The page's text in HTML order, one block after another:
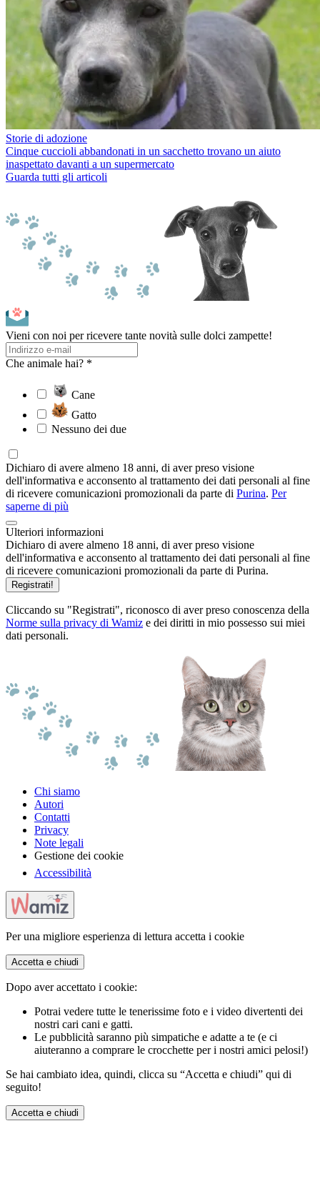
Storie di adozione
Cinque cuccioli abbandonati in un sacchetto trovano un aiuto
inaspettato davanti a un supermercato
Guarda tutti gli articoli
Vieni con noi per ricevere tante novità sulle dolci zampette!
Che animale hai? *
Cane
Gatto
Nessuno dei due
Dichiaro di avere almeno 18 anni, di aver preso visione
dell'informativa e acconsento al trattamento dei dati personali al fine
di ricevere comunicazioni promozionali da parte di Purina. Per
saperne di più
Ulteriori informazioni
Dichiaro di avere almeno 18 anni, di aver preso visione
dell'informativa e acconsento al trattamento dei dati personali al fine
di ricevere comunicazioni promozionali da parte di Purina.
Registrati!
Cliccando su "Registrati", riconosco di aver preso conoscenza della
Norme sulla privacy di Wamiz e dei diritti in mio possesso sui miei
dati personali.
Chi siamo
Autori
Contatti
Privacy
Note legali
Gestione dei cookie
Accessibilità
Per una migliore esperienza di lettura accetta i cookie
Accetta e chiudi
Dopo aver accettato i cookie:
Potrai vedere tutte le tenerissime foto e i video divertenti dei
nostri cari cani e gatti.
Le pubblicità saranno più simpatiche e adatte a te (e ci
aiuteranno a comprare le crocchette per i nostri amici pelosi!)
Se hai cambiato idea, quindi, clicca su “Accetta e chiudi” qui di
seguito!
Accetta e chiudi